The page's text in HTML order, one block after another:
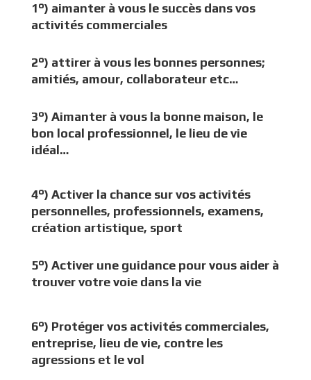
1°) aimanter à vous le succès dans vos
activités commerciales
2°) attirer à vous les bonnes personnes;
amitiés, amour, collaborateur etc…
3°) Aimanter à vous la bonne maison, le
bon local professionnel, le lieu de vie
idéal…
4°) Activer la chance sur vos activités
personnelles, professionnels, examens,
création artistique, sport
5°) Activer une guidance pour vous aider à
trouver votre voie dans la vie
6°) Protéger vos activités commerciales,
entreprise, lieu de vie, contre les
agressions et le vol